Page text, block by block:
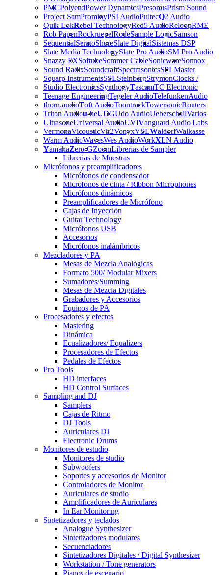
PMCPolyendPower DynamicsPresonusPrism Sound
Project SamProminyPSI AudioPultecQ2 Audio
Quik LokRebel TechnologyRed5 AudioReloopRME
Rob PapenRockruepelRodeSample LogicSamson
SequentialSeratoShureSlate Digital
Slate Media TechnologySlate Pro AudioSM Pro Audio
Snazzy FXSoftubeSommer CableSonicwareSonnox
Sound RadixSoundcraftSpectrasonicsSPL
Squarp InstrumentsSSLSteinbergStrymon
Studio ElectronicsSynthogyTascamTC Electronic
Teenage EngineeringTegeler AudioTelefunken
thorn.audioToft AudioToontrackTowersonic
Triton Audiou-heUDGUdo AudioUeberschall
UltrasoneUniversal AudioUVIVanguard Audio Labs
VermonaVicousticVir2VonyxVSLWaldorfWalkasse
Warm AudioWavesWes AudioWorkXLN Audio
YamahaZero-GZoom
Sistemas DSP
Master
Clocks /
Audio
Routers
Varios
Librerias de Sampler
Librerias de Muestras
Micrófonos y preamplificadores
Micrófonos de condensador
Microfonos de cinta / Ribbon Microphones
Micrófonos dinámicos
Preamplificadores de Micrófono
Cajas de Inyección
Guitar Technology
Micrófonos USB
Accesorios
Micrófonos inalámbricos
Mezcladores y PA
Mesas de Mezcla Analógicas
Formato 500/ Modular Mixers
Sumadores/Summing
Mesas de Mezcla Digitales
Grabadores y Accesorios
Equipos de PA
Procesadores y efectos
Mastering
Dinámica
Ecualizadores/ Equalizers
Procesadores de Efectos
Pedales de Efectos
Pro Tools
HD interfaces
HD Control Surfaces
Sampling and DJ
Samplers
Cajas de Ritmo
DJ Tools
Auriculares DJ
Electronic Drums
Monitores de estudio
Monitores de studio
Subwoofers
Soportes y accesorios de Monitor
Controladores de Monitor
Auriculares de studio
Amplificadores de Auriculares
In Ear Monitoring
Sintetizadores y teclados
Analogue Synthesizer
Sintetizadores modulares
Secuenciadores
Sintetizadores Digitales / Digital Synthesizer
Workstation / Tone generators
Pianos de escenario